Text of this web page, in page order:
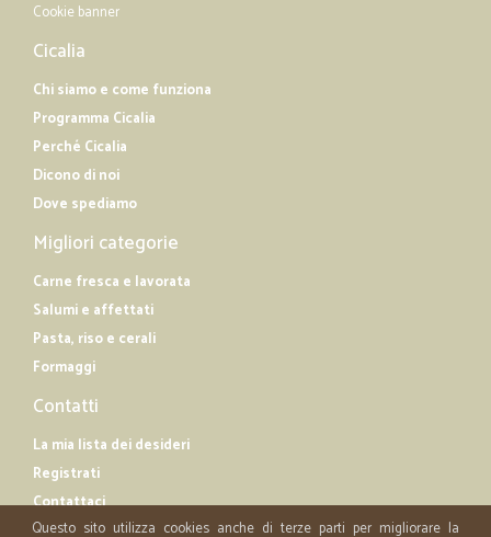
Cookie banner
Cicalia
Chi siamo e come funziona
Programma Cicalia
Perché Cicalia
Dicono di noi
Dove spediamo
Migliori categorie
Carne fresca e lavorata
Salumi e affettati
Pasta, riso e cerali
Formaggi
Contatti
La mia lista dei desideri
Registrati
Contattaci
Questo sito utilizza cookies anche di terze parti per migliorare la